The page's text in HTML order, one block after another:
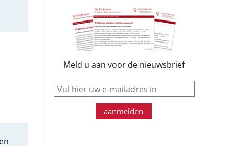
Meld u aan voor de nieuwsbrief
e-mail
aanmelden